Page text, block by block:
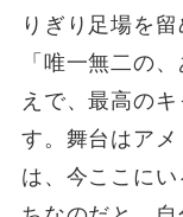
りぎり足場を
「唯一無二の
えで、最高の
す。舞台はア
は、今ここに